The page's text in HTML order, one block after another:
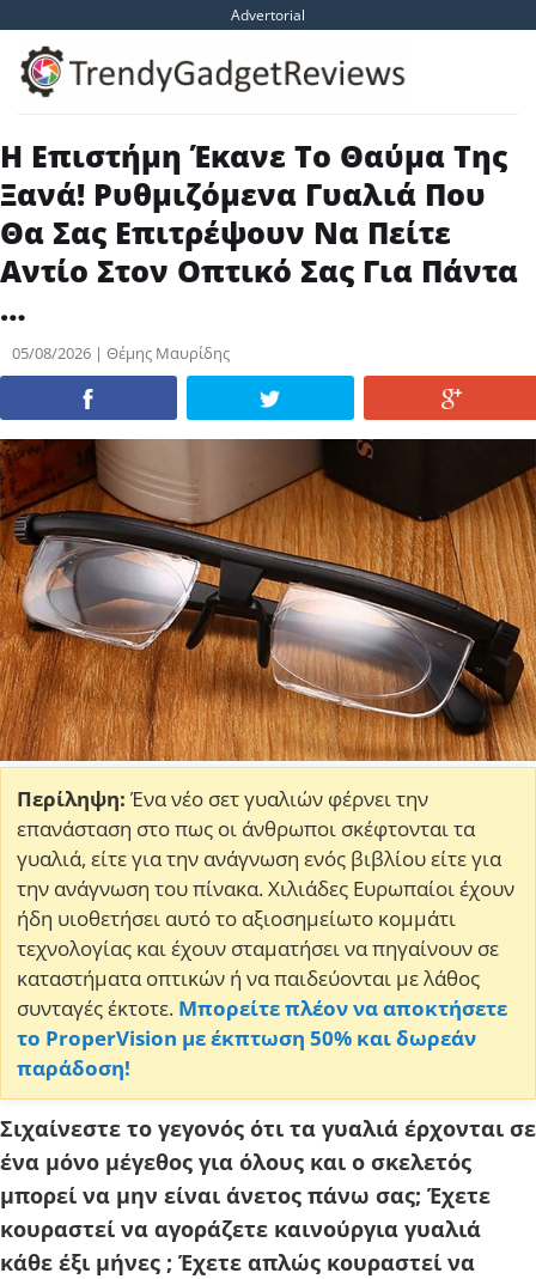
content
Advertorial
Η Επιστήμη Έκανε Το Θαύμα Της
Ξανά! Ρυθμιζόμενα Γυαλιά Που
Θα Σας Επιτρέψουν Να Πείτε
Αντίο Στον Οπτικό Σας Για Πάντα
…
05/08/2026 | Θέμης Μαυρίδης
Περίληψη: Ένα νέο σετ γυαλιών φέρνει την
επανάσταση στο πως οι άνθρωποι σκέφτονται τα
γυαλιά, είτε για την ανάγνωση ενός βιβλίου είτε για
την ανάγνωση του πίνακα. Χιλιάδες Ευρωπαίοι έχουν
ήδη υιοθετήσει αυτό το αξιοσημείωτο κομμάτι
τεχνολογίας και έχουν σταματήσει να πηγαίνουν σε
καταστήματα οπτικών ή να παιδεύονται με λάθος
συνταγές έκτοτε. Μπορείτε πλέον να αποκτήσετε
το ProperVision με έκπτωση 50% και δωρεάν
παράδοση!
Σιχαίνεστε το γεγονός ότι τα γυαλιά έρχονται σε
ένα μόνο μέγεθος για όλους και ο σκελετός
μπορεί να μην είναι άνετος πάνω σας; Έχετε
κουραστεί να αγοράζετε καινούργια γυαλιά
κάθε έξι μήνες ; Έχετε απλώς κουραστεί να